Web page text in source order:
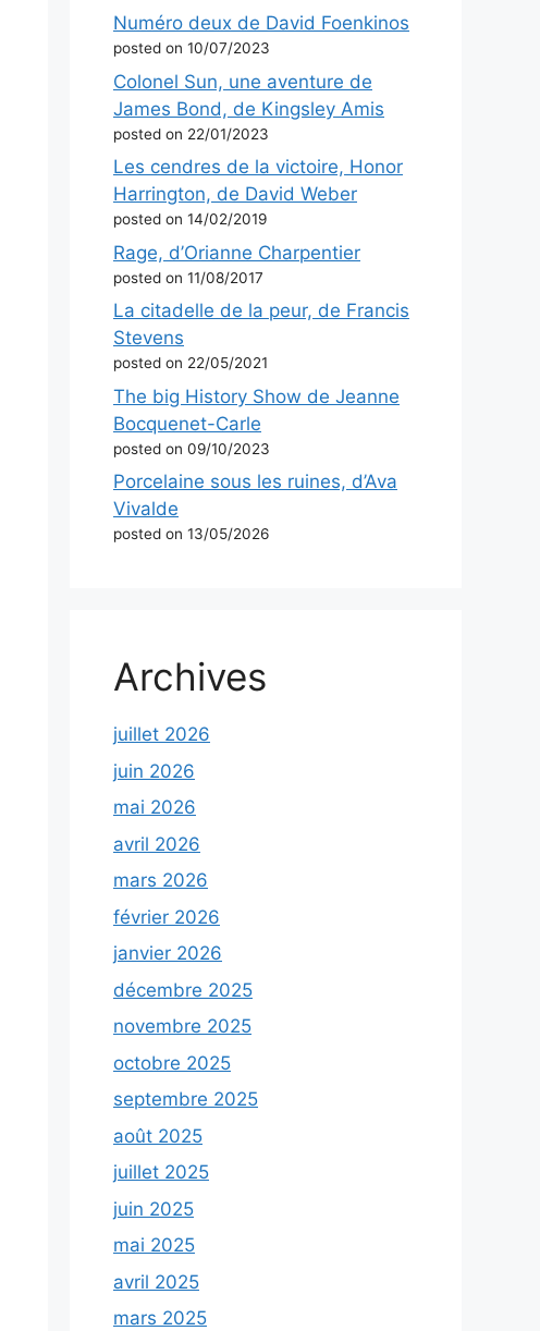
Numéro deux de David Foenkinos
posted on 10/07/2023
Colonel Sun, une aventure de
James Bond, de Kingsley Amis
posted on 22/01/2023
Les cendres de la victoire, Honor
Harrington, de David Weber
posted on 14/02/2019
Rage, d’Orianne Charpentier
posted on 11/08/2017
La citadelle de la peur, de Francis
Stevens
posted on 22/05/2021
The big History Show de Jeanne
Bocquenet-Carle
posted on 09/10/2023
Porcelaine sous les ruines, d’Ava
Vivalde
posted on 13/05/2026
Archives
juillet 2026
juin 2026
mai 2026
avril 2026
mars 2026
février 2026
janvier 2026
décembre 2025
novembre 2025
octobre 2025
septembre 2025
août 2025
juillet 2025
juin 2025
mai 2025
avril 2025
mars 2025